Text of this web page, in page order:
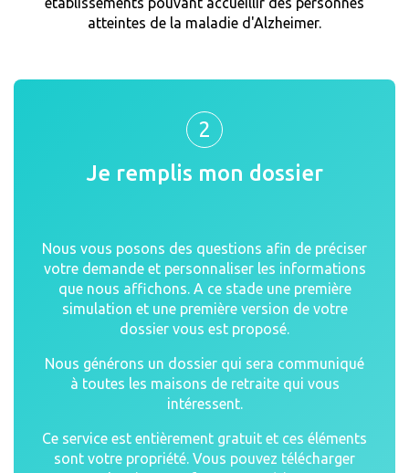
atteintes de la maladie d'Alzheimer.
2
Je remplis mon dossier
Nous vous posons des questions afin de préciser
votre demande et personnaliser les informations
que nous affichons. A ce stade une première
simulation et une première version de votre
dossier vous est proposé.
Nous générons un dossier qui sera communiqué
à toutes les maisons de retraite qui vous
intéressent.
Ce service est entièrement gratuit et ces éléments
sont votre propriété. Vous pouvez télécharger